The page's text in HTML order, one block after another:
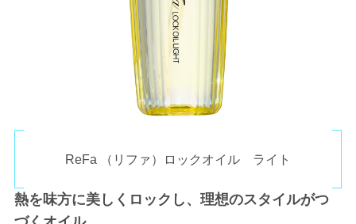
ReFa （リファ）ロックオイル ライト
熱を味方に美しくロックし、理想のスタイルがつ